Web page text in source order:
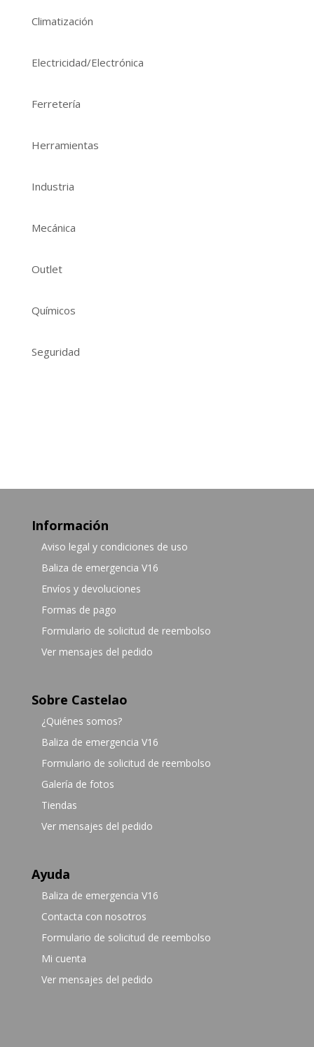
Climatización
Electricidad/Electrónica
Ferretería
Herramientas
Industria
Mecánica
Outlet
Químicos
Seguridad
Información
Aviso legal y condiciones de uso
Baliza de emergencia V16
Envíos y devoluciones
Formas de pago
Formulario de solicitud de reembolso
Ver mensajes del pedido
Sobre Castelao
¿Quiénes somos?
Baliza de emergencia V16
Formulario de solicitud de reembolso
Galería de fotos
Tiendas
Ver mensajes del pedido
Ayuda
Baliza de emergencia V16
Contacta con nosotros
Formulario de solicitud de reembolso
Mi cuenta
Ver mensajes del pedido